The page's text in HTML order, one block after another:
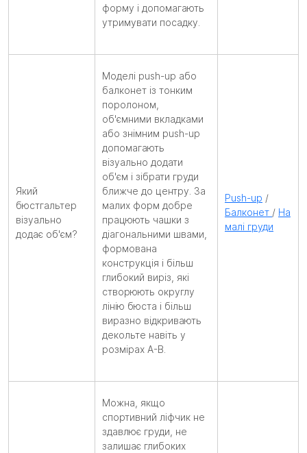
форму і допомагають
утримувати посадку.
Який
бюстгальтер
візуально
додає об'єм?
Моделі push-up або
балконет із тонким
поролоном,
об'ємними вкладками
або знімним push-up
допомагають
візуально додати
об'єм і зібрати груди
ближче до центру. За
малих форм добре
працюють чашки з
діагональними швами,
формована
конструкція і більш
глибокий виріз, які
створюють округлу
лінію бюста і більш
виразно відкривають
декольте навіть у
розмірах A-B.
Push-up /
Балконет / На
малі груди
Можна, якщо
спортивний ліфчик не
здавлює груди, не
залишає глибоких